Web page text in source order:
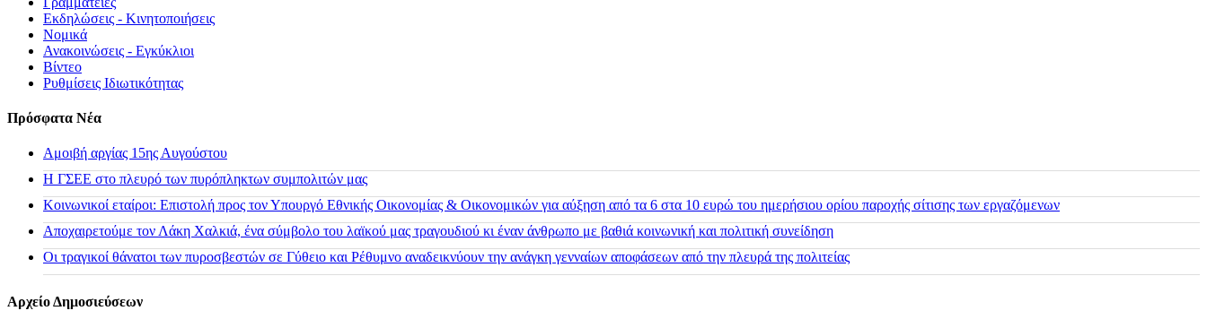
Εκδηλώσεις - Κινητοποιήσεις
Νομικά
Ανακοινώσεις - Εγκύκλιοι
Βίντεο
Ρυθμίσεις Ιδιωτικότητας
Πρόσφατα Νέα
Αμοιβή αργίας 15ης Αυγούστου
H ΓΣΕΕ στο πλευρό των πυρόπληκτων συμπολιτών μας
Κοινωνικοί εταίροι: Επιστολή προς τον Υπουργό Εθνικής Οικονομίας & Οικονομικών για αύξηση από τα 6 στα 10 ευρώ του ημερήσιου ορίου παροχής σίτισης των εργαζόμενων
Αποχαιρετούμε τον Λάκη Χαλκιά, ένα σύμβολο του λαϊκού μας τραγουδιού κι έναν άνθρωπο με βαθιά κοινωνική και πολιτική συνείδηση
Οι τραγικοί θάνατοι των πυροσβεστών σε Γύθειο και Ρέθυμνο αναδεικνύουν την ανάγκη γενναίων αποφάσεων από την πλευρά της πολιτείας
Αρχείο Δημοσιεύσεων